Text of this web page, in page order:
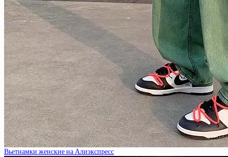
Вьетнамки женские на Алиэкспресс